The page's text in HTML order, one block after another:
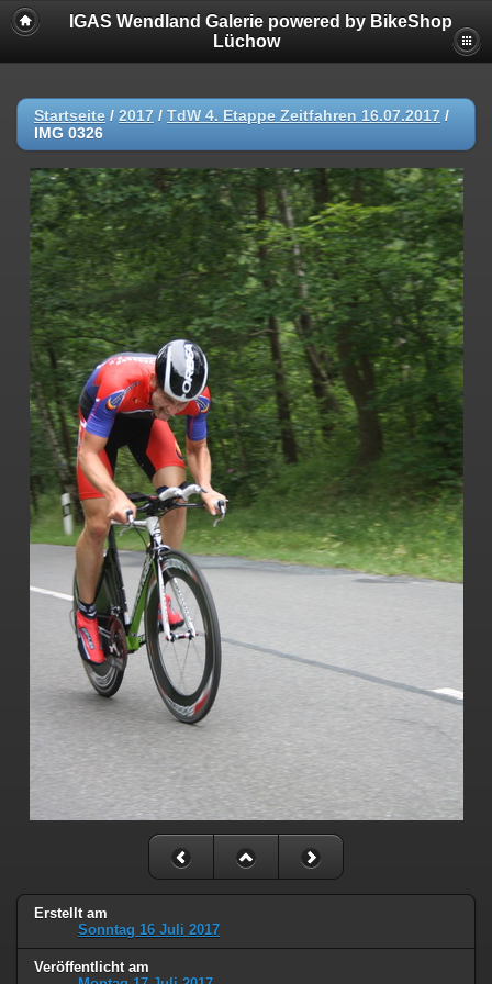
IGAS Wendland Galerie powered by BikeShop
Lüchow
Startseite / 2017 / TdW 4. Etappe Zeitfahren 16.07.2017 /
IMG 0326
Erstellt am
Sonntag 16 Juli 2017
Veröffentlicht am